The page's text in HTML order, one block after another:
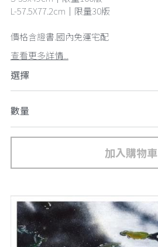
L-57.5X77.2cm｜限量30版
價格含證書.國內免運宅配
查看更多詳情...
選擇
數量
加入購物車